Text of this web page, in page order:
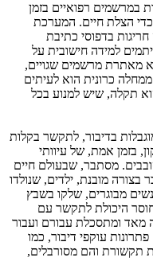
במרשמים רפואיים בזמן
הצלת חיים. המערכת
בדפוסי כתיבת
למידה חישובית על
מאתרת מרשמים שגויים,
כרונית הוא לעיתים
תקלה, שיש למנוע בכל
בדיבור, לתקשר בקלות
בזמן אמת, של עיוותי
מסתבר, שבעולם חיים
בצורה מובנת, ילדים, שנולדו
מבוגרים, שלקו בשבץ
היכולת לתקשר עם
מאד ומתסכלת עבורם ועבור
עוקפי דיבור, כמו
תקשורת והם מסורבלים,